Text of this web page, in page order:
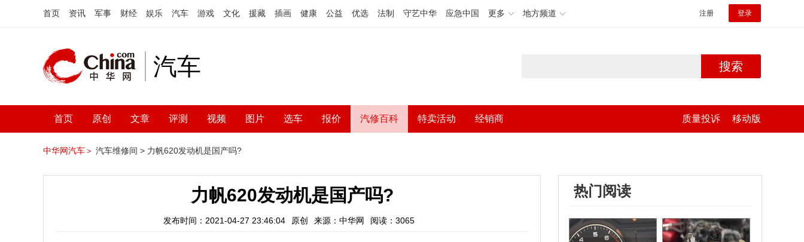
首页 资讯 军事 财经 娱乐 汽车 游戏 文化 援藏 插画 健康 公益 优选 法制 守艺中华 应急中国 更多 地方频道 注册 登录
汽车 搜索
首页 原创 文章 评测 视频 图片 选车 报价 汽修百科 特卖活动 经销商 质量投诉 移动版
中华网汽车＞ 汽车维修间 > 力帆620发动机是国产吗?
力帆620发动机是国产吗?
发布时间：2021-04-27 23:46:04 原创 来源：中华网 阅读：3065
热门阅读